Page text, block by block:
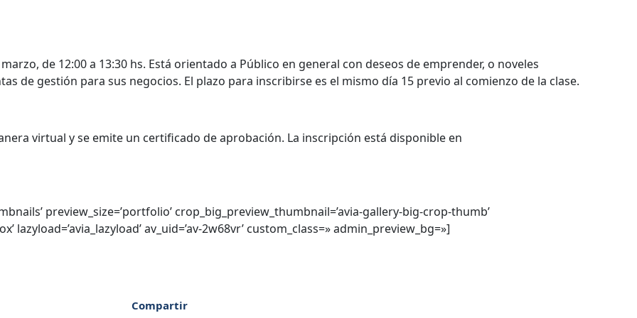
de 12:00 a 13:30 hs. Está orientado a Público en general con deseos de emprender, o noveles
de gestión para sus negocios. El plazo para inscribirse es el mismo día 15 previo al comienzo de la clase.
virtual y se emite un certificado de aprobación. La inscripción está disponible en
preview_size=’portfolio’ crop_big_preview_thumbnail=’avia-gallery-big-crop-thumb’
lazyload=’avia_lazyload’ av_uid=’av-2w68vr’ custom_class=» admin_preview_bg=»]
Compartir